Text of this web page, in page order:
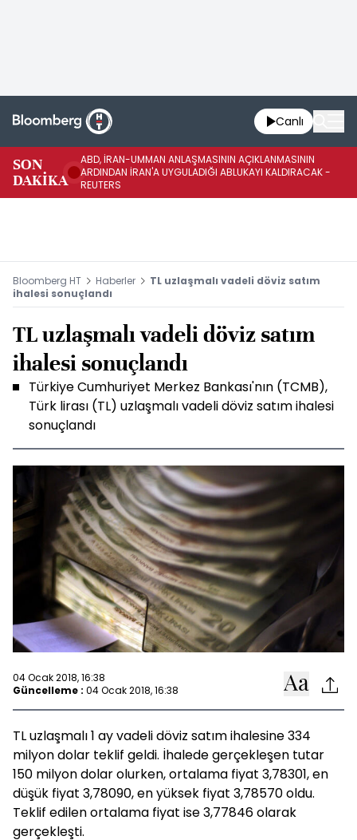
Canlı
SON
DAKİKA
ABD, İRAN-UMMAN ANLAŞMASININ AÇIKLANMASININ
ARDINDAN İRAN'A UYGULADIĞI ABLUKAYI KALDIRACAK -
REUTERS
Bloomberg HT Haberler
TL uzlaşmalı vadeli döviz satım
ihalesi sonuçlandı
TL uzlaşmalı vadeli döviz satım
ihalesi sonuçlandı
Türkiye Cumhuriyet Merkez Bankası'nın (TCMB),
Türk lirası (TL) uzlaşmalı vadeli döviz satım ihalesi
sonuçlandı
04 Ocak 2018, 16:38
Güncelleme : 04 Ocak 2018, 16:38
TL uzlaşmalı 1 ay vadeli döviz satım ihalesine 334
milyon dolar teklif geldi. İhalede gerçekleşen tutar
150 milyon dolar olurken, ortalama fiyat 3,78301, en
düşük fiyat 3,78090, en yüksek fiyat 3,78570 oldu.
Teklif edilen ortalama fiyat ise 3,77846 olarak
gerçekleşti.